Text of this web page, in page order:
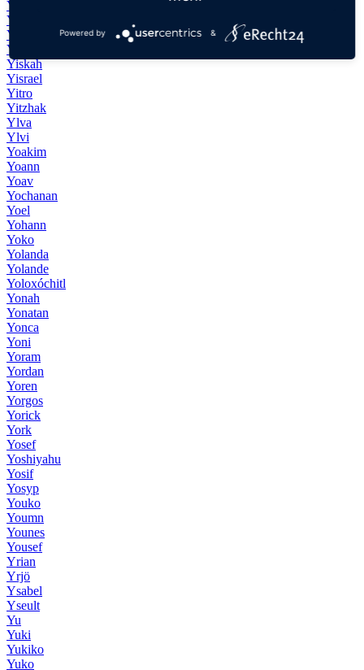
Yin
Yiorgos
Yirmiyahu
Yishai
Yiskah
Yisrael
Yitro
Yitzhak
Ylva
Ylvi
Yoakim
Yoann
Yoav
Yochanan
Yoel
Yohann
Yoko
Yolanda
Yolande
Yoloxóchitl
Yonah
Yonatan
Yonca
Yoni
Yoram
Yordan
Yoren
Yorgos
Yorick
York
Yosef
Yoshiyahu
Yosif
Yosyp
Youko
Youmn
Younes
Yousef
Yrian
Yrjö
Ysabel
Yseult
Yu
Yuki
Yukiko
Yuko
Powered by &